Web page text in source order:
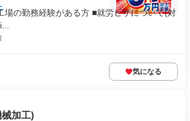
場の勤務経験がある方 ■就労ビザについて(対
気になる
加工)